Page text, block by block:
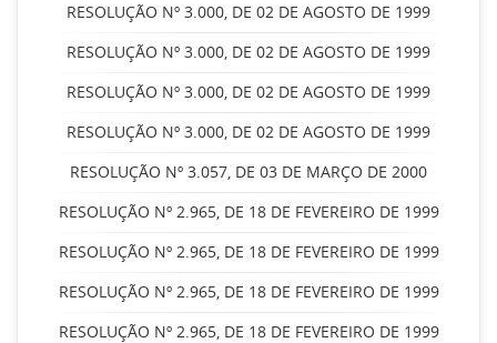
RESOLUÇÃO Nº 3.000, DE 02 DE AGOSTO DE 1999
RESOLUÇÃO Nº 3.000, DE 02 DE AGOSTO DE 1999
RESOLUÇÃO Nº 3.000, DE 02 DE AGOSTO DE 1999
RESOLUÇÃO Nº 3.000, DE 02 DE AGOSTO DE 1999
RESOLUÇÃO Nº 3.057, DE 03 DE MARÇO DE 2000
RESOLUÇÃO Nº 2.965, DE 18 DE FEVEREIRO DE 1999
RESOLUÇÃO Nº 2.965, DE 18 DE FEVEREIRO DE 1999
RESOLUÇÃO Nº 2.965, DE 18 DE FEVEREIRO DE 1999
RESOLUÇÃO Nº 2.965, DE 18 DE FEVEREIRO DE 1999